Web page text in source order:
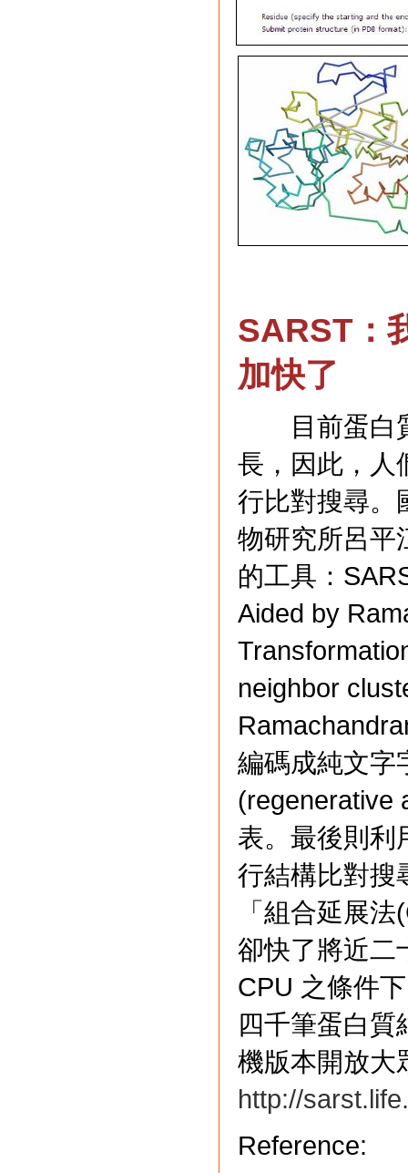
SARST：
加快了
目前蛋白質
長，因此，人
行比對搜尋。
物研究所呂平
的工具：
Aided by
neighbor
編碼成純文字
(regenerative
表。最後則利
行結構比對搜
「組合延展
卻快了將近二
CPU 之條件
四千筆蛋白質
機版本開放大
http://
Reference: